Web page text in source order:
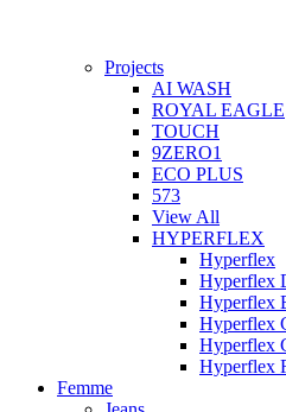
Projects
AI WASH
ROYAL EAGLE
TOUCH
9ZERO1
ECO PLUS
573
View All
HYPERFLEX
Hyperflex
Hyperflex
Hyperflex
Hyperflex
Hyperflex
Hyperflex
Femme